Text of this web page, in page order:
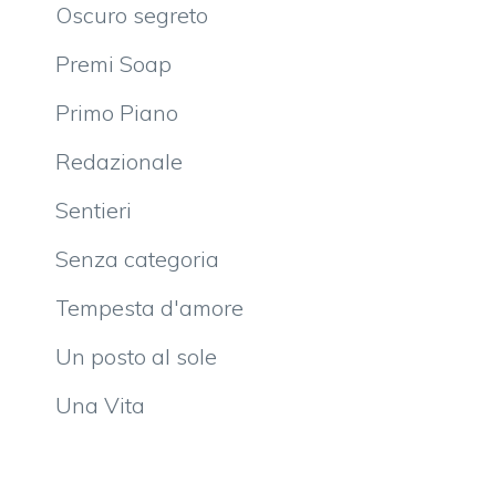
Oscuro segreto
Premi Soap
Primo Piano
Redazionale
Sentieri
Senza categoria
Tempesta d'amore
Un posto al sole
Una Vita